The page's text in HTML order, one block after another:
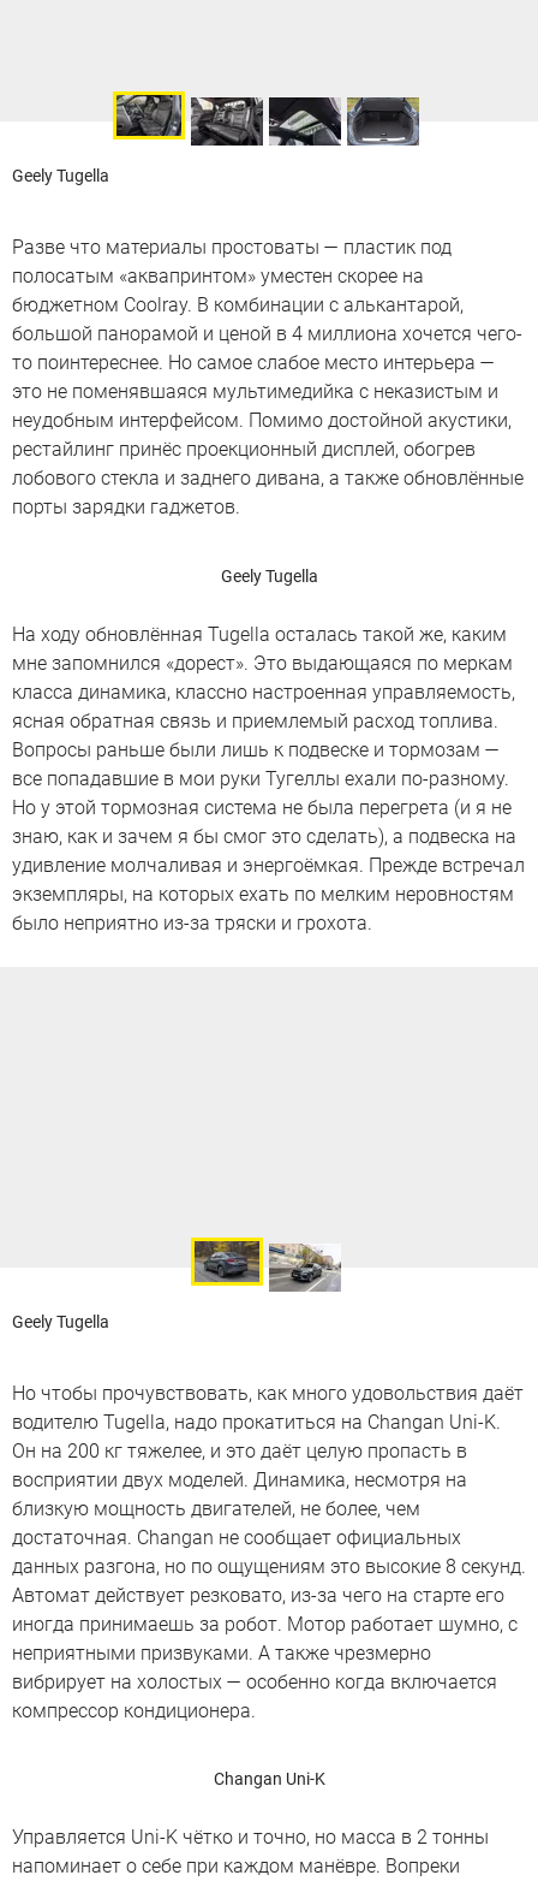
Geely Tugella
Разве что материалы простоваты — пластик под
полосатым «аквапринтом» уместен скорее на
бюджетном Coolray. В комбинации с алькантарой,
большой панорамой и ценой в 4 миллиона хочется чего-
то поинтереснее. Но самое слабое место интерьера —
это не поменявшаяся мультимедийка с неказистым и
неудобным интерфейсом. Помимо достойной акустики,
рестайлинг принёс проекционный дисплей, обогрев
лобового стекла и заднего дивана, а также обновлённые
порты зарядки гаджетов.
Geely Tugella
На ходу обновлённая Tugella осталась такой же, каким
мне запомнился «дорест». Это выдающаяся по меркам
класса динамика, классно настроенная управляемость,
ясная обратная связь и приемлемый расход топлива.
Вопросы раньше были лишь к подвеске и тормозам —
все попадавшие в мои руки Тугеллы ехали по-разному.
Но у этой тормозная система не была перегрета (и я не
знаю, как и зачем я бы смог это сделать), а подвеска на
удивление молчаливая и энергоёмкая. Прежде встречал
экземпляры, на которых ехать по мелким неровностям
было неприятно из-за тряски и грохота.
Geely Tugella
Но чтобы прочувствовать, как много удовольствия даёт
водителю Tugella, надо прокатиться на Changan Uni-K.
Он на 200 кг тяжелее, и это даёт целую пропасть в
восприятии двух моделей. Динамика, несмотря на
близкую мощность двигателей, не более, чем
достаточная. Changan не сообщает официальных
данных разгона, но по ощущениям это высокие 8 секунд.
Автомат действует резковато, из-за чего на старте его
иногда принимаешь за робот. Мотор работает шумно, с
неприятными призвуками. А также чрезмерно
вибрирует на холостых — особенно когда включается
компрессор кондиционера.
Changan Uni-K
Управляется Uni-K чётко и точно, но масса в 2 тонны
напоминает о себе при каждом манёвре. Вопреки